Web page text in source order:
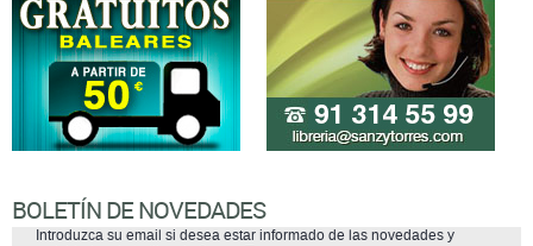
BOLETÍN DE NOVEDADES
Introduzca su email si desea estar informado de las novedades y